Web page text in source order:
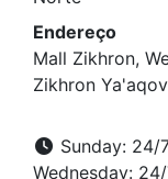
Endereço
Mall Zikhron,
Zikhron Ya'aqov
Sunday: 24/
Wednesday: